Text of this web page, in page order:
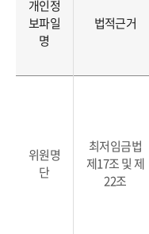
개인정
보파일
명
법적근거
위원명
단
최저임금법
제17조 및 제
22조